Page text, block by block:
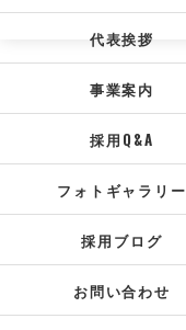
代表挨拶
事業案内
採用Q&A
フォトギャラリー
採用ブログ
お問い合わせ